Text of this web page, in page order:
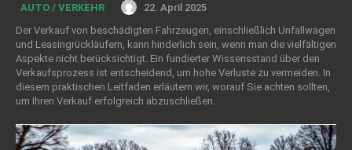
AUTO / VERKEHR
22. April 2025
Der Verkauf von beschädigten Fahrzeugen, einschließlich Unfallwagen
und Leasingrückläufern, kann hinderlich sein, wenn man die vielfältigen
Aspekte nicht berücksichtigt. Ein fundierter Wissensstand über den
Verkaufsprozess ist entscheidend, um hohe Verluste zu vermeiden. In
diesem praktischen Leitfaden erläutern wir, worauf Sie achten sollten,
um Ihren Verkauf erfolgreich abzuschließen.